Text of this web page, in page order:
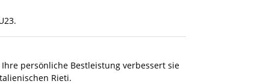
persönliche Bestleistung verbessert sie
Rieti.